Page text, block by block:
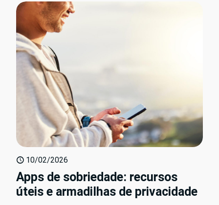
10/02/2026
Apps de sobriedade: recursos
úteis e armadilhas de privacidade